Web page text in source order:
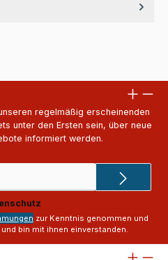
regelmäßig erscheinenden
unter den Ersten sein, über neue
informiert werden.
zur Kenntnis genommen und
bin mit ihnen einverstanden.